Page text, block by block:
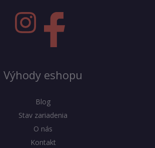
Výhody eshopu
Blog
Stav zariadenia
O nás
Kontakt